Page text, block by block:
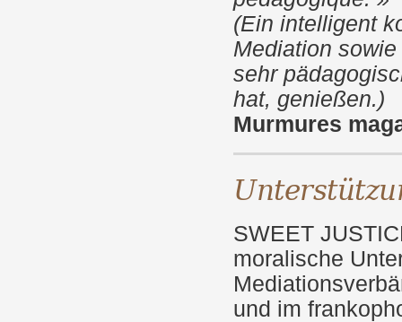
(Ein intelligent
Mediation
sehr
hat, genießen.)
Murmures
SWEET
moralische
und im